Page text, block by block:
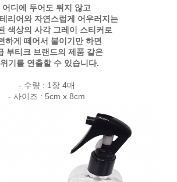
어디에 두어도 튀지 않고
리어와 자연스럽게 어우러지는
색상의 사각 그레이 스티커로
하게 떼어서 붙이기만 하면
부티크 브랜드의 제품 같은
기를 연출할 수 있습니다.
- 수량 : 1장 4매
- 사이즈 : 5cm x 8cm